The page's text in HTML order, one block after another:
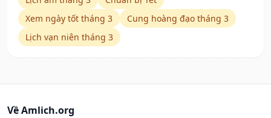
Xem ngày tốt tháng 3
Cung hoàng đạo tháng 3
Lịch vạn niên tháng 3
Về Amlich.org